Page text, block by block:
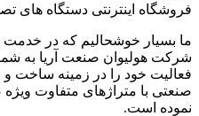
فروشگاه اینترنتی دستگاه های
ما بسیار خوشحالیم که در
فعالیت خود را در زمینه ساخت و
صنعتی با متراژهای متفاوت
نموده است.